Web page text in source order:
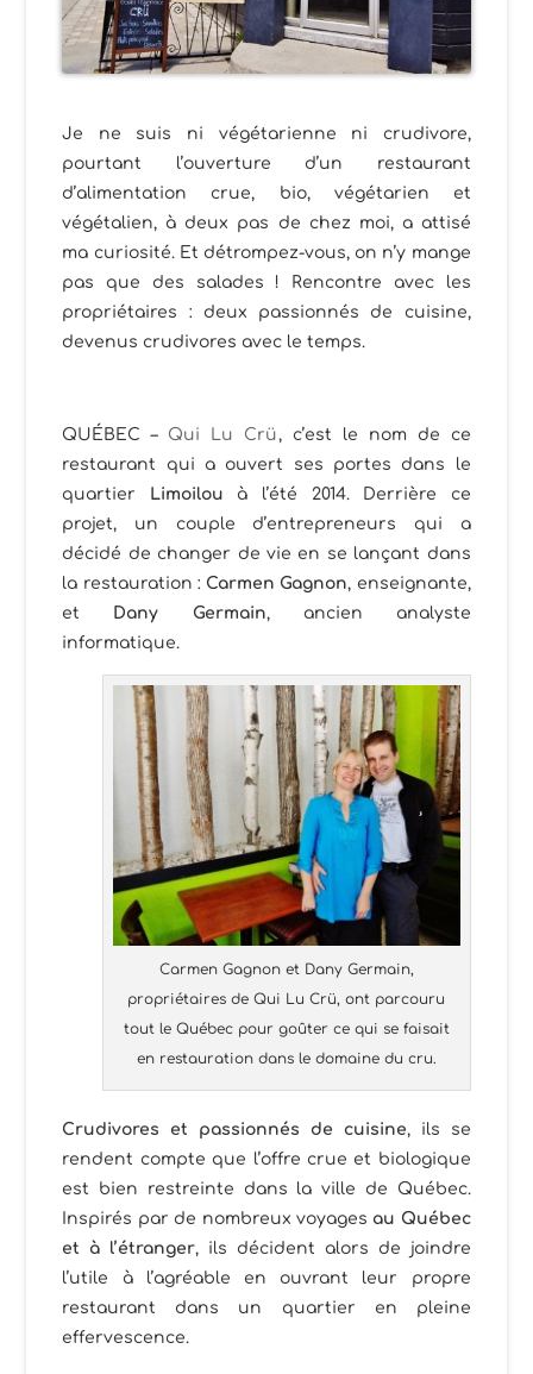
Je ne suis ni végétarienne ni crudivore,
pourtant l’ouverture d’un restaurant
d’alimentation crue, bio, végétarien et
végétalien, à deux pas de chez moi, a attisé
ma curiosité. Et détrompez-vous, on n’y mange
pas que des salades ! Rencontre avec les
propriétaires : deux passionnés de cuisine,
devenus crudivores avec le temps.
QUÉBEC – Qui Lu Crü, c’est le nom de ce
restaurant qui a ouvert ses portes dans le
quartier Limoilou à l’été 2014. Derrière ce
projet, un couple d’entrepreneurs qui a
décidé de changer de vie en se lançant dans
la restauration : Carmen Gagnon, enseignante,
et Dany Germain, ancien analyste
informatique.
Carmen Gagnon et Dany Germain,
propriétaires de Qui Lu Crü, ont parcouru
tout le Québec pour goûter ce qui se faisait
en restauration dans le domaine du cru.
Crudivores et passionnés de cuisine, ils se
rendent compte que l’offre crue et biologique
est bien restreinte dans la ville de Québec.
Inspirés par de nombreux voyages au Québec
et à l’étranger, ils décident alors de joindre
l’utile à l’agréable en ouvrant leur propre
restaurant dans un quartier en pleine
effervescence.